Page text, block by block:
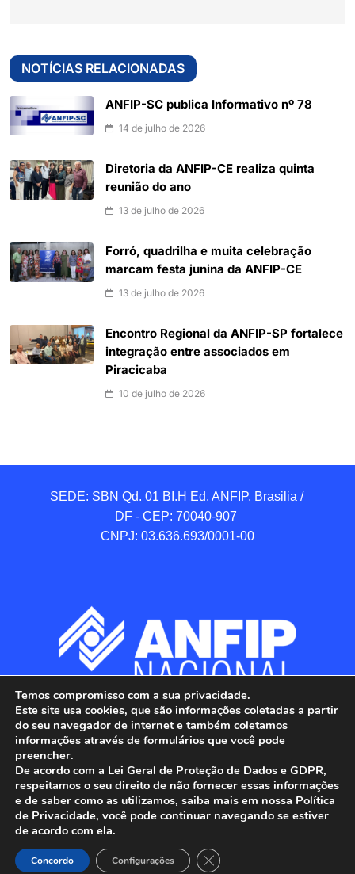
NOTÍCIAS RELACIONADAS
ANFIP-SC publica Informativo nº 78
14 de julho de 2026
Diretoria da ANFIP-CE realiza quinta
reunião do ano
13 de julho de 2026
Forró, quadrilha e muita celebração
marcam festa junina da ANFIP-CE
13 de julho de 2026
Encontro Regional da ANFIP-SP fortalece
integração entre associados em
Piracicaba
10 de julho de 2026
SEDE: SBN Qd. 01 BI.H Ed. ANFIP, Brasilia /
DF - CEP: 70040-907
CNPJ: 03.636.693/0001-00
ANFIP - Associação Nacional dos Auditores
Fiscais da Receita Federal do Brasil.
Todos os Direitos Reservados.
Temos compromisso com a sua privacidade.
Este site usa cookies, que são informações coletadas a partir
do seu navegador de internet e também coletamos
informações através de formulários que você pode
preencher.
De acordo com a Lei Geral de Proteção de Dados e GDPR,
respeitamos o seu direito de não fornecer essas informações
e de saber como as utilizamos, saiba mais em nossa Política
de Privacidade, você pode continuar navegando se estiver
de acordo com ela.
Concordo Configurações Close GDPR Cookie Banner